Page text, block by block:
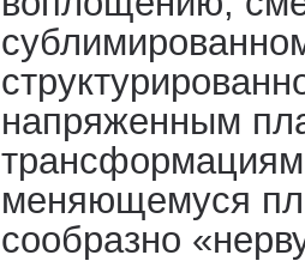
напряженным
меняющемуся
сообразно